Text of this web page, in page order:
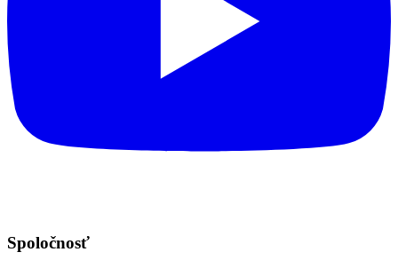
Spoločnosť